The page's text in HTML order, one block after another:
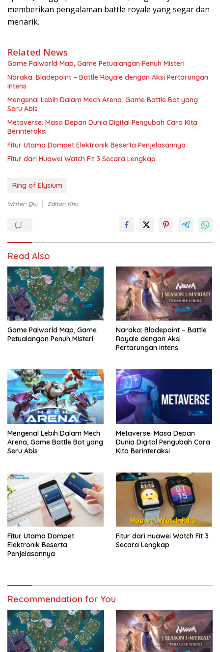
memberikan pengalaman battle royale yang segar dan
menarik.
Related News
Game Palworld Map, Game Petualangan Penuh Misteri
Naraka: Bladepoint – Battle Royale dengan Aksi Pertarungan
Intens
Mengenal Lebih Dalam Mech Arena, Game Battle Bot yang
Seru Abis
Metaverse: Masa Depan Dunia Digital Pengubah Cara Kita
Berinteraksi
Fitur Utama Dompet Elektronik Beserta Penjelasannya
Fitur dari Huawei Watch Fit 3 Secara Lengkap
Ring of Elysium
Writer: Qiu Editor: Khu
Read Also
Game Palworld Map, Game
Petualangan Penuh Misteri
Naraka: Bladepoint – Battle
Royale dengan Aksi
Pertarungan Intens
Mengenal Lebih Dalam Mech
Arena, Game Battle Bot yang
Seru Abis
Metaverse: Masa Depan
Dunia Digital Pengubah Cara
Kita Berinteraksi
Fitur Utama Dompet
Elektronik Beserta
Penjelasannya
Fitur dari Huawei Watch Fit 3
Secara Lengkap
Recommendation for You